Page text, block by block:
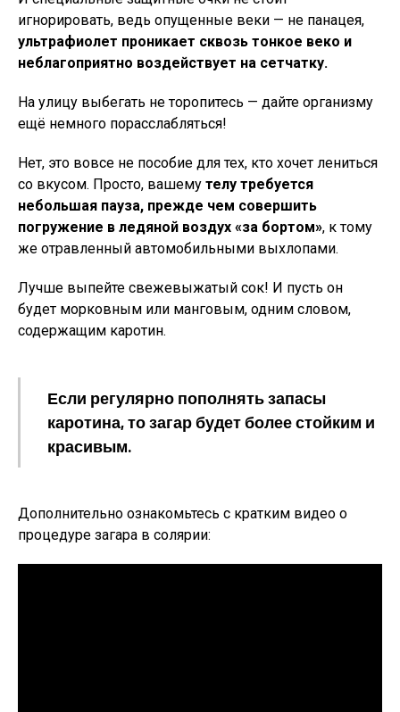
игнорировать, ведь опущенные веки — не панацея,
ультрафиолет проникает сквозь тонкое веко и
неблагоприятно воздействует на сетчатку.
На улицу выбегать не торопитесь — дайте организму
ещё немного порасслабляться!
Нет, это вовсе не пособие для тех, кто хочет лениться
со вкусом. Просто, вашему телу требуется
небольшая пауза, прежде чем совершить
погружение в ледяной воздух «за бортом», к тому
же отравленный автомобильными выхлопами.
Лучше выпейте свежевыжатый сок! И пусть он
будет морковным или манговым, одним словом,
содержащим каротин.
Если регулярно пополнять запасы
каротина, то загар будет более стойким и
красивым.
Дополнительно ознакомьтесь с кратким видео о
процедуре загара в солярии: